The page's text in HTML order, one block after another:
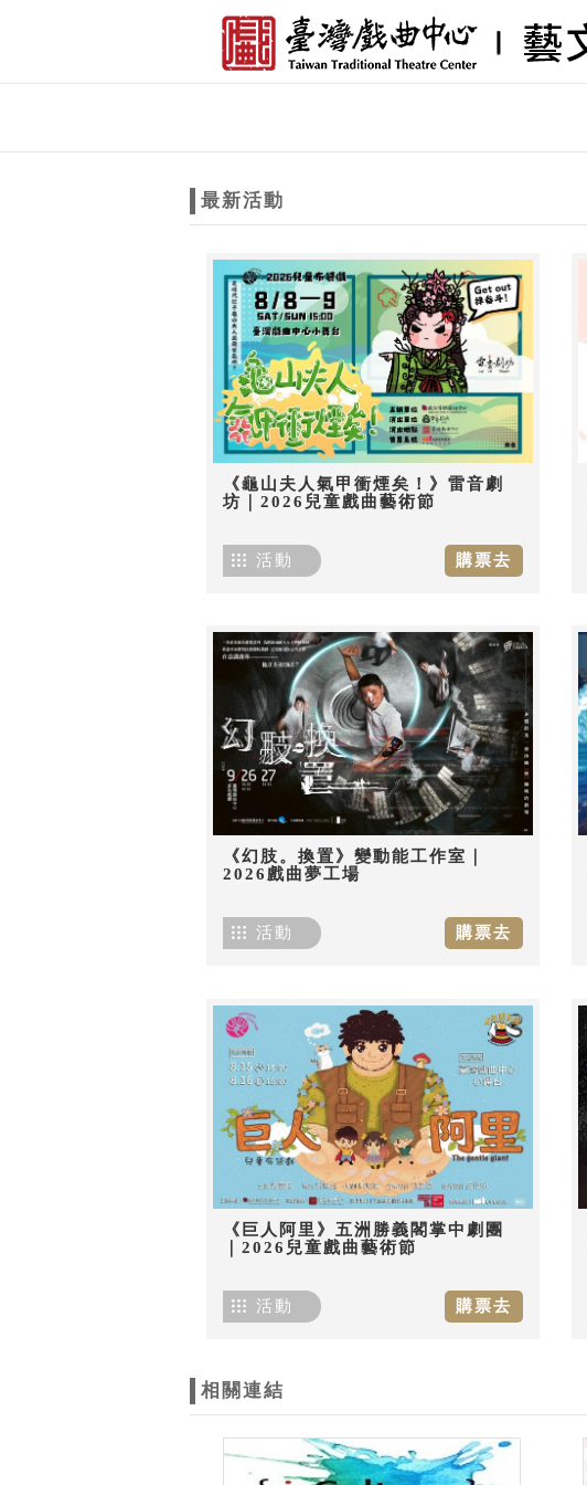
最新活動
《龜山夫人氣甲衝煙矣！》雷音劇
坊｜2026兒童戲曲藝術節
購票去
活動
《幻肢。換置》變動能工作室｜
2026戲曲夢工場
購票去
活動
《巨人阿里》五洲勝義閣掌中劇團
｜2026兒童戲曲藝術節
購票去
活動
相關連結